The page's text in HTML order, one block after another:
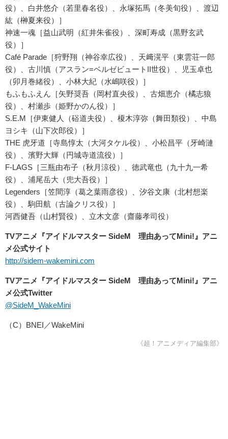
役）、白井悠介（若里春名役）、永塚拓馬（冬美旬役）、渡辺
紘（榊夏来役）］
神速一魂［益山武明（紅井朱雀役）、深町寿成（黒野玄武
役）］
Café Parade［狩野翔（神谷幸広役）、天﨑滉平（東雲荘一郎
役）、古川慎（アスラン=ベルゼビュートII世役）、児玉卓也
（卯月巻緒役）、小林大紀（水嶋咲役）］
もふもふえん［矢野奨吾（岡村直央役）、古畑恵介（橘志狼
役）、村瀬歩（姫野かのん役）］
S.E.M［伊東健人（硲道夫役）、榎木淳弥（舞田類役）、中島
ヨシキ（山下次郎役）］
THE 虎牙道［寺島惇太（大河タケル役）、小松昌平（牙崎漣
役）、濱野大輝（円城寺道流役）］
F-LAGS［三瓶由布子（秋月涼役）、徳武竜也（九十九一希
役）、浦尾岳大（兜大吾役）］
Legenders［笠間淳（葛之葉雨彦役）、汐谷文康（北村想楽
役）、駒田航（古論クリス役）］
河西健吾（山村賢役）、立木文彦（齋藤孝司役）
TVアニメ『アイドルマスター SideM 理由あってMini!』アニ
メ公式サイト
http://sidem-wakemini.com
TVアニメ『アイドルマスター SideM 理由あってMini!』アニ
メ公式Twitter
@SideM_WakeMini
（C）BNEI／WakeMini
《超！アニメディア編集部》